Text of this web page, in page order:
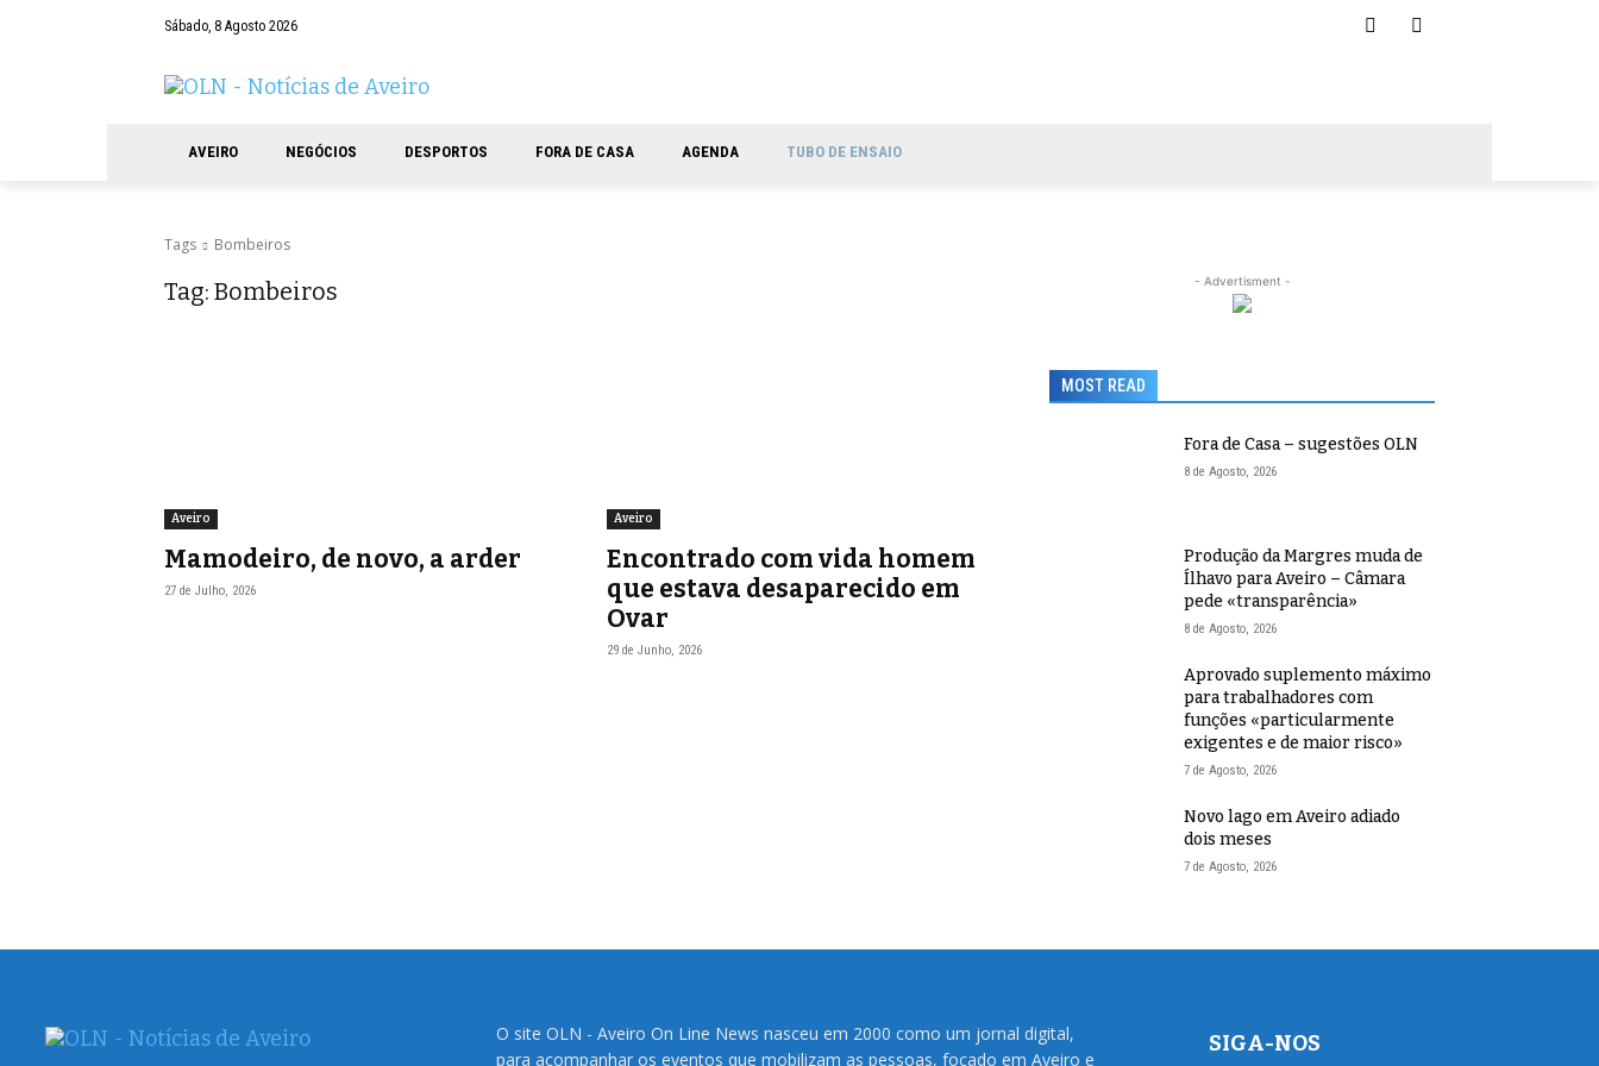
Sábado, 8 Agosto 2026
AVEIRO NEGÓCIOS DESPORTOS FORA DE CASA AGENDA TUBO DE ENSAIO
Tags Bombeiros
Tag: Bombeiros
Aveiro
Mamodeiro, de novo, a arder
27 de Julho, 2026
Aveiro
Encontrado com vida homem
que estava desaparecido em
Ovar
29 de Junho, 2026
- Advertisment -
MOST READ
Fora de Casa – sugestões OLN
8 de Agosto, 2026
Produção da Margres muda de
Ílhavo para Aveiro – Câmara
pede «transparência»
8 de Agosto, 2026
Aprovado suplemento máximo
para trabalhadores com
funções «particularmente
exigentes e de maior risco»
7 de Agosto, 2026
Novo lago em Aveiro adiado
dois meses
7 de Agosto, 2026
O site OLN - Aveiro On Line News nasceu em 2000 como um jornal digital,
para acompanhar os eventos que mobilizam as pessoas, focado em Aveiro e
SIGA-NOS